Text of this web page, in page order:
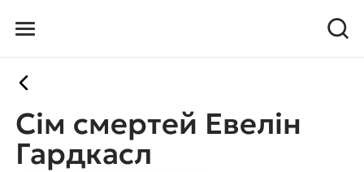
Сім смертей Евелін
Гардкасл